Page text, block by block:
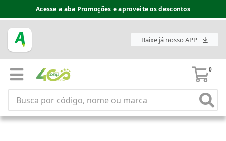
Espaço do Fornecedor disponível no acesso superior
Baixe já nosso APP
0